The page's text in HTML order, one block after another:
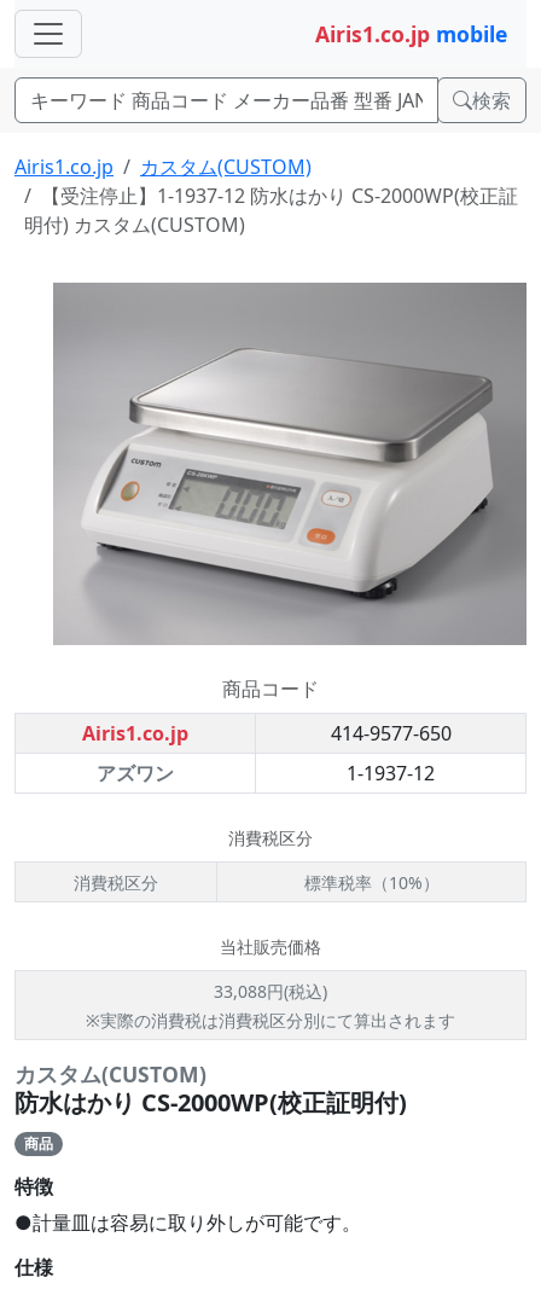
Airis1.co.jp mobile
検索
Airis1.co.jp
カスタム(CUSTOM)
【受注停止】1-1937-12 防水はかり CS-2000WP(校正証
明付) カスタム(CUSTOM)
商品コード
Airis1.co.jp
414-9577-650
アズワン
1-1937-12
消費税区分
消費税区分
標準税率（10%）
当社販売価格
33,088円(税込)
※実際の消費税は消費税区分別にて算出されます
カスタム(CUSTOM)
防水はかり CS-2000WP(校正証明付)
商品
特徴
●計量皿は容易に取り外しが可能です。
仕様